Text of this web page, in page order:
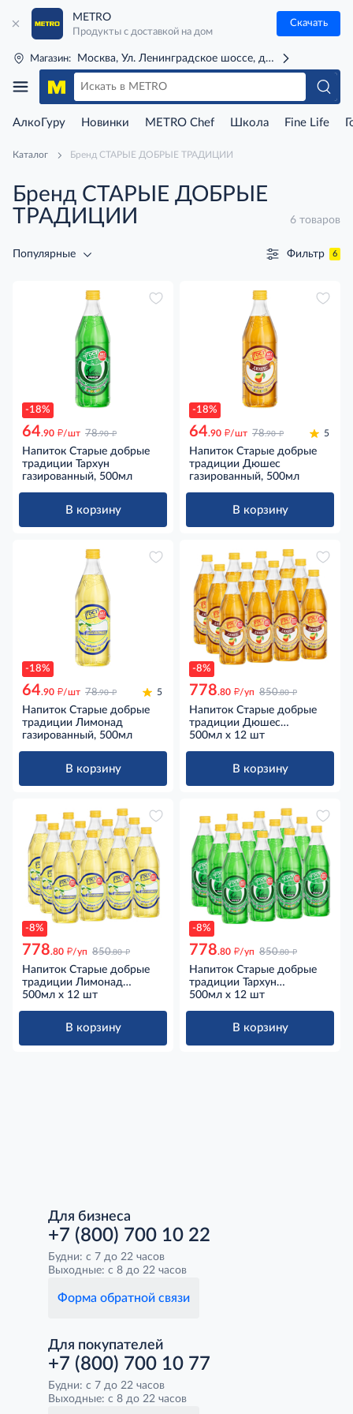
METRO
Продукты с доставкой на дом
Скачать
Магазин: Москва, Ул. Ленинградское шоссе, д. 71Г (м. Речной
АлкоГуру Новинки METRO Chef Школа Fine Life
Каталог Бренд СТАРЫЕ ДОБРЫЕ ТРАДИЦИИ
Бренд СТАРЫЕ ДОБРЫЕ
ТРАДИЦИИ
6 товаров
Популярные Фильтр 6
-18%
64.90 д/шт 78.90 д
Напиток Старые добрые
традиции Тархун
газированный, 500мл
В корзину
-18%
64.90 д/шт 78.90 д 5
Напиток Старые добрые
традиции Дюшес
газированный, 500мл
В корзину
-18%
64.90 д/шт 78.90 д 5
Напиток Старые добрые
традиции Лимонад
газированный, 500мл
В корзину
-8%
778.80 д/уп 850.80 д
Напиток Старые добрые
традиции Дюшес
газированный, 500мл x 12
500мл x 12 шт
В корзину
-8%
778.80 д/уп 850.80 д
Напиток Старые добрые
традиции Лимонад
газированный, 500мл x 12
500мл x 12 шт
В корзину
-8%
778.80 д/уп 850.80 д
Напиток Старые добрые
традиции Тархун
газированный, 500мл x 12
500мл x 12 шт
В корзину
Для бизнеса
+7 (800) 700 10 22
Будни: с 7 до 22 часов
Выходные: с 8 до 22 часов
Форма обратной связи
Для покупателей
+7 (800) 700 10 77
Будни: с 7 до 22 часов
Выходные: с 8 до 22 часов